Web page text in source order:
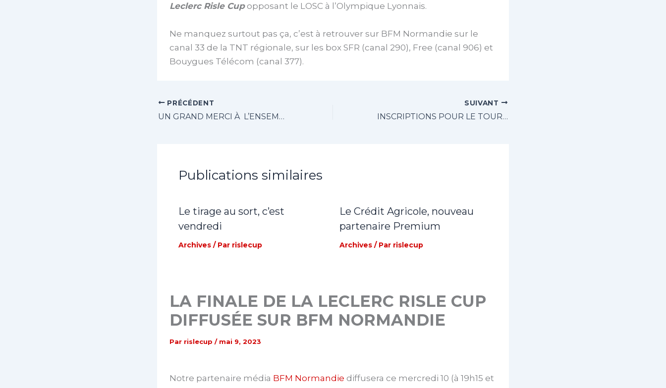
Leclerc Risle Cupopposant le LOSC à l’Olympique Lyonnais.
Ne manquez surtout pas ça, c’est à retrouver sur BFM Normandie sur le
canal 33 de la TNT régionale, sur les box SFR (canal 290), Free (canal 906) et
Bouygues Télécom (canal 377).
PRÉCÉDENT
UN GRAND MERCI À L’ENSEMBLE DES BÉNÉVOLES !
SUIVANT
INSCRIPTIONS POUR LE TOURNOI DE QUALIFICATION – ÉDITION 2024
Publications similaires
Le tirage au sort, c’est
vendredi
Archives/ Par rislecup
Le Crédit Agricole, nouveau
partenaire Premium
Archives/ Par rislecup
LA FINALE DE LA LECLERC RISLE CUP
DIFFUSÉE SUR BFM NORMANDIE
Par rislecup / mai 9, 2023
Notre partenaire média BFM Normandie diffusera ce mercredi 10 (à 19h15 et